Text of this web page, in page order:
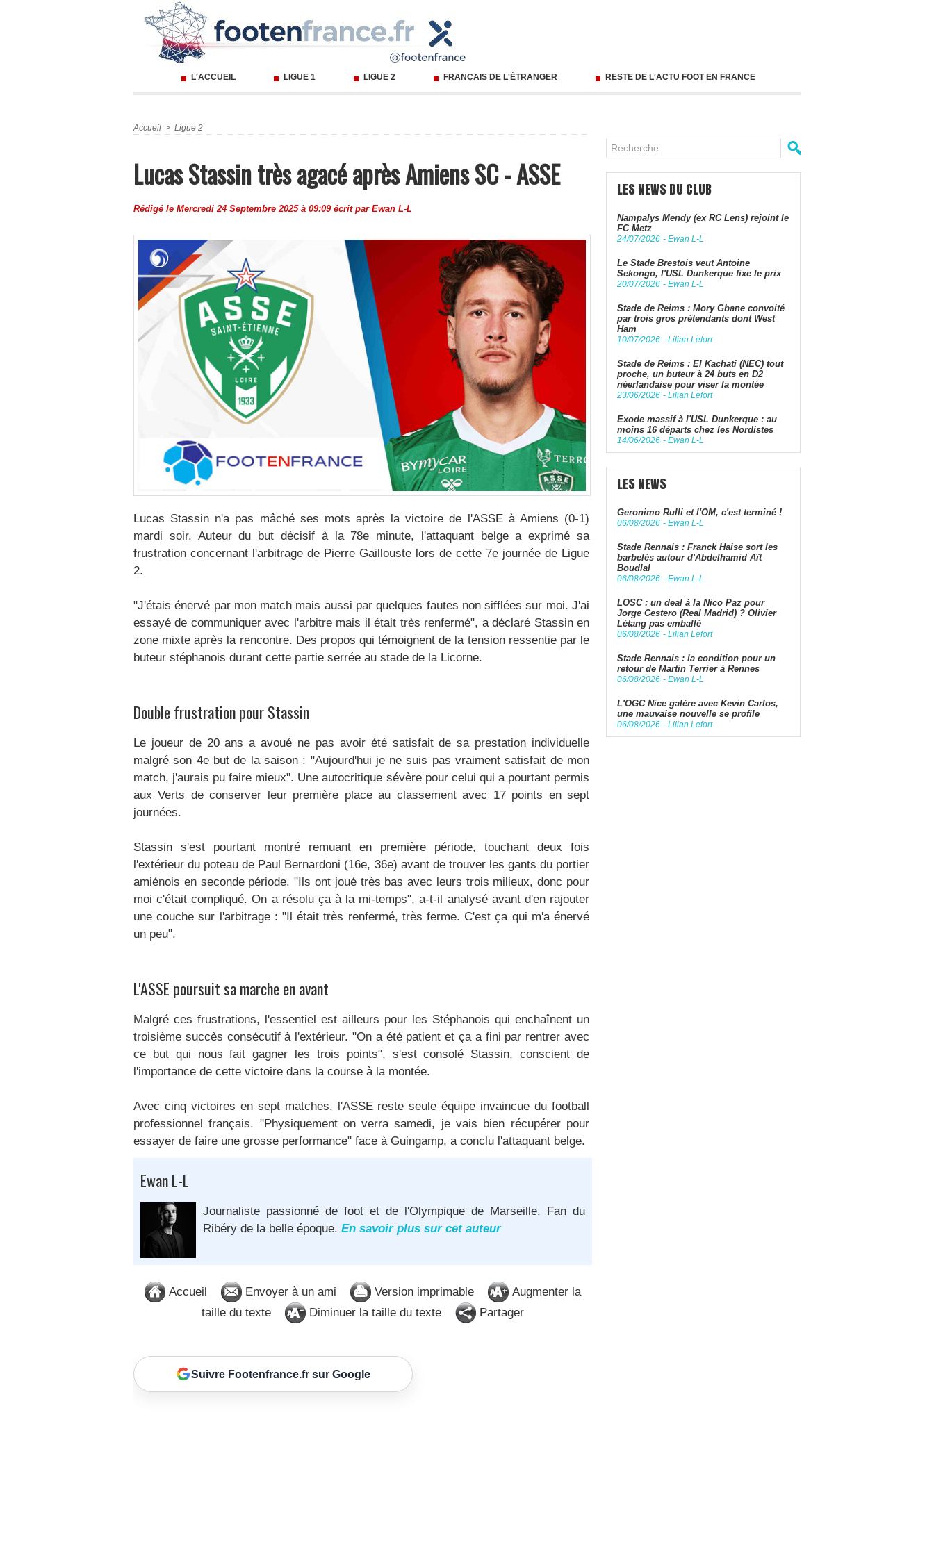
L'ACCUEIL LIGUE 1 LIGUE 2 FRANÇAIS DE L'ÉTRANGER RESTE DE L'ACTU FOOT EN FRANCE
Accueil > Ligue 2
Lucas Stassin très agacé après Amiens SC - ASSE
Rédigé le Mercredi 24 Septembre 2025 à 09:09 écrit par Ewan L-L
Lucas Stassin n'a pas mâché ses mots après la victoire de l'ASSE à Amiens (0-1)
mardi soir. Auteur du but décisif à la 78e minute, l'attaquant belge a exprimé sa
frustration concernant l'arbitrage de Pierre Gaillouste lors de cette 7e journée de Ligue
2.
"J'étais énervé par mon match mais aussi par quelques fautes non sifflées sur moi. J'ai
essayé de communiquer avec l'arbitre mais il était très renfermé", a déclaré Stassin en
zone mixte après la rencontre. Des propos qui témoignent de la tension ressentie par le
buteur stéphanois durant cette partie serrée au stade de la Licorne.
Double frustration pour Stassin
Le joueur de 20 ans a avoué ne pas avoir été satisfait de sa prestation individuelle
malgré son 4e but de la saison : "Aujourd'hui je ne suis pas vraiment satisfait de mon
match, j'aurais pu faire mieux". Une autocritique sévère pour celui qui a pourtant permis
aux Verts de conserver leur première place au classement avec 17 points en sept
journées.
Stassin s'est pourtant montré remuant en première période, touchant deux fois
l'extérieur du poteau de Paul Bernardoni (16e, 36e) avant de trouver les gants du portier
amiénois en seconde période. "Ils ont joué très bas avec leurs trois milieux, donc pour
moi c'était compliqué. On a résolu ça à la mi-temps", a-t-il analysé avant d'en rajouter
une couche sur l'arbitrage : "Il était très renfermé, très ferme. C'est ça qui m'a énervé
un peu".
L'ASSE poursuit sa marche en avant
Malgré ces frustrations, l'essentiel est ailleurs pour les Stéphanois qui enchaînent un
troisième succès consécutif à l'extérieur. "On a été patient et ça a fini par rentrer avec
ce but qui nous fait gagner les trois points", s'est consolé Stassin, conscient de
l'importance de cette victoire dans la course à la montée.
Avec cinq victoires en sept matches, l'ASSE reste seule équipe invaincue du football
professionnel français. "Physiquement on verra samedi, je vais bien récupérer pour
essayer de faire une grosse performance" face à Guingamp, a conclu l'attaquant belge.
Ewan L-L
Journaliste passionné de foot et de l'Olympique de Marseille. Fan du
Ribéry de la belle époque. En savoir plus sur cet auteur
Accueil Envoyer à un ami Version imprimable
Augmenter la
taille du texte
Diminuer la taille du texte Partager
Suivre Footenfrance.fr sur Google
LES NEWS DU CLUB
Nampalys Mendy (ex RC Lens) rejoint le
FC Metz
24/07/2026 - Ewan L-L
Le Stade Brestois veut Antoine
Sekongo, l'USL Dunkerque fixe le prix
20/07/2026 - Ewan L-L
Stade de Reims : Mory Gbane convoité
par trois gros prétendants dont West
Ham
10/07/2026 - Lilian Lefort
Stade de Reims : El Kachati (NEC) tout
proche, un buteur à 24 buts en D2
néerlandaise pour viser la montée
23/06/2026 - Lilian Lefort
Exode massif à l'USL Dunkerque : au
moins 16 départs chez les Nordistes
14/06/2026 - Ewan L-L
LES NEWS
Geronimo Rulli et l'OM, c'est terminé !
06/08/2026 - Ewan L-L
Stade Rennais : Franck Haise sort les
barbelés autour d'Abdelhamid Aït
Boudlal
06/08/2026 - Ewan L-L
LOSC : un deal à la Nico Paz pour
Jorge Cestero (Real Madrid) ? Olivier
Létang pas emballé
06/08/2026 - Lilian Lefort
Stade Rennais : la condition pour un
retour de Martin Terrier à Rennes
06/08/2026 - Ewan L-L
L'OGC Nice galère avec Kevin Carlos,
une mauvaise nouvelle se profile
06/08/2026 - Lilian Lefort